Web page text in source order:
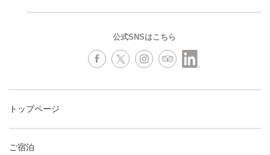
公式SNSはこちら
トップページ
ご宿泊